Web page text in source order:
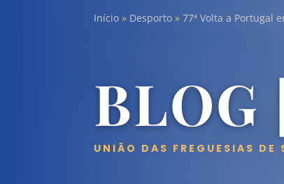
Início » Desporto »77ª Volta a Portugal
BLOG
UNIÃO DAS FREGUESIAS DE